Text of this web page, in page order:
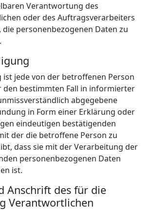
Verantwortung des
oder des Auftragsverarbeiters
personenbezogenen Daten zu
ist jede von der betroffenen Person
bestimmten Fall in informierter
abgegebene
in Form einer Erklärung oder
eindeutigen bestätigenden
der die betroffene Person zu
dass sie mit der Verarbeitung der
personenbezogenen Daten
ist.
Anschrift des für die
Verantwortlichen